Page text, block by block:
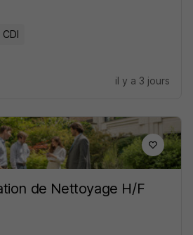
CDI
il y a 3 jours
de Nettoyage H/F